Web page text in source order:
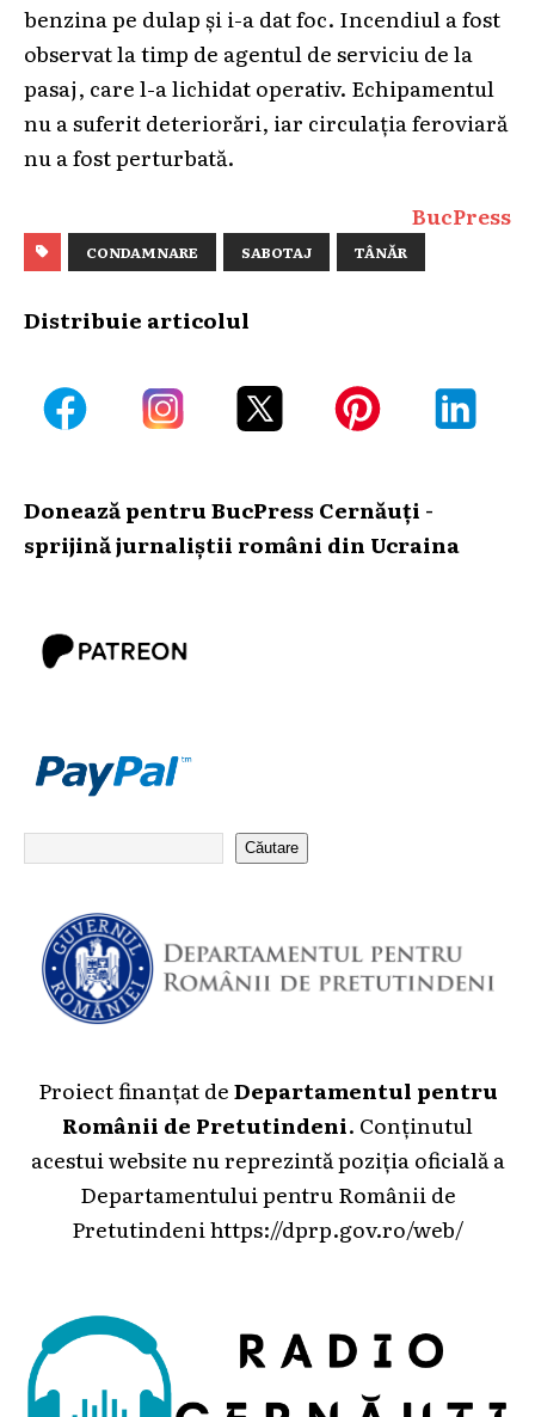
benzina pe dulap și i-a dat foc. Incendiul a fost
observat la timp de agentul de serviciu de la
pasaj, care l-a lichidat operativ. Echipamentul
nu a suferit deteriorări, iar circulația feroviară
nu a fost perturbată.
BucPress
CONDAMNARE SABOTAJ TÂNĂR
Distribuie articolul
Donează pentru BucPress Cernăuți -
sprijină jurnaliștii români din Ucraina
Căutare
Proiect finanțat deDepartamentul pentru
Românii de Pretutindeni. Conținutul
acestui website nu reprezintă poziția oficială a
Departamentului pentru Românii de
Pretutindeni https://dprp.gov.ro/web/